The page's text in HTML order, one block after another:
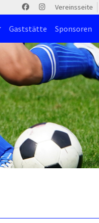
Vereinsseite
Gaststätte Sponsoren